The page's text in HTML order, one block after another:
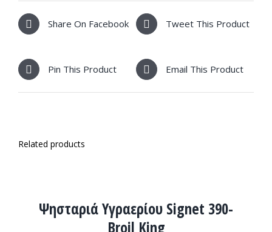
Share On Facebook Tweet This Product
Pin This Product Email This Product
Related products
Ψησταριά Υγραερίου Signet 390-
Broil King